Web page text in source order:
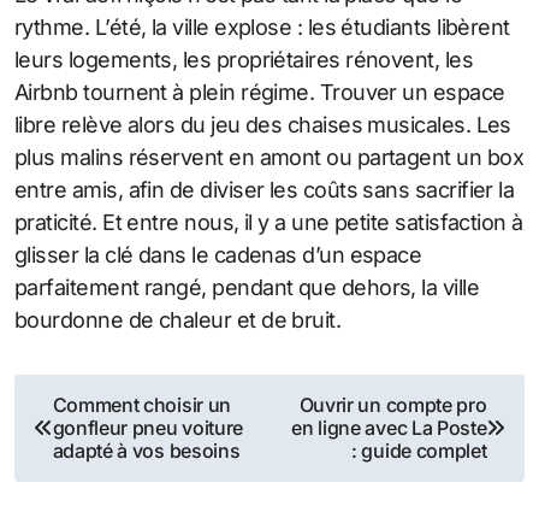
rythme. L’été, la ville explose : les étudiants libèrent
leurs logements, les propriétaires rénovent, les
Airbnb tournent à plein régime. Trouver un espace
libre relève alors du jeu des chaises musicales. Les
plus malins réservent en amont ou partagent un box
entre amis, afin de diviser les coûts sans sacrifier la
praticité. Et entre nous, il y a une petite satisfaction à
glisser la clé dans le cadenas d’un espace
parfaitement rangé, pendant que dehors, la ville
bourdonne de chaleur et de bruit.
Navigation
de
Comment choisir un
gonfleur pneu voiture
adapté à vos besoins
Ouvrir un compte pro
en ligne avec La Poste
: guide complet